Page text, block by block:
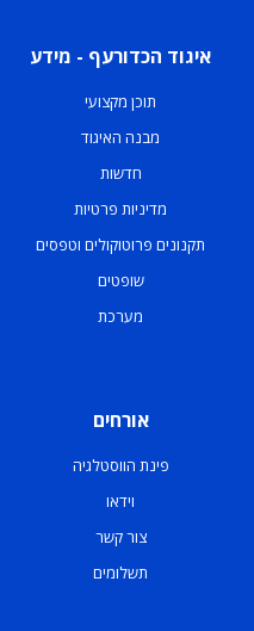
איגוד הכדורעף - מידע
תוכן מקצועי
מבנה האיגוד
חדשות
מדיניות פרטיות
תקנונים פרוטוקולים וטפסים
שופטים
מערכת
אורחים
פינת הווסטלגיה
וידאו
צור קשר
תשלומים